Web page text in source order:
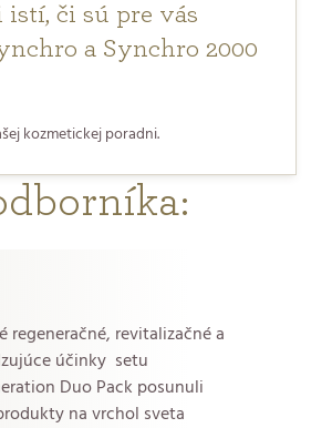
istí, či sú pre vás
a Synchro 2000
kozmetickej poradni.
regeneračné, revitalizačné a
účinky setu
Duo Pack posunuli
na vrchol sveta